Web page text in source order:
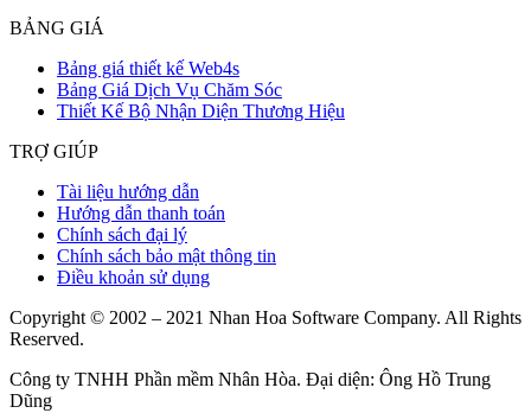
BẢNG GIÁ
Bảng giá thiết kế Web4s
Bảng Giá Dịch Vụ Chăm Sóc
Thiết Kế Bộ Nhận Diện Thương Hiệu
TRỢ GIÚP
Tài liệu hướng dẫn
Hướng dẫn thanh toán
Chính sách đại lý
Chính sách bảo mật thông tin
Điều khoản sử dụng
Copyright © 2002 – 2021 Nhan Hoa Software Company. All Rights
Reserved.
Công ty TNHH Phần mềm Nhân Hòa. Đại diện: Ông Hồ Trung
Dũng